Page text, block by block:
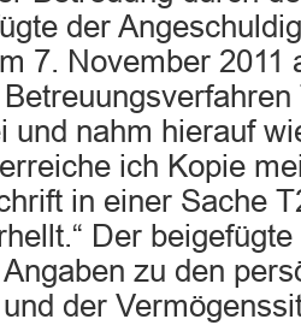
der
7. November 2011
nahm hierauf
ich Kopie
in einer Sache
Der
zu den
der